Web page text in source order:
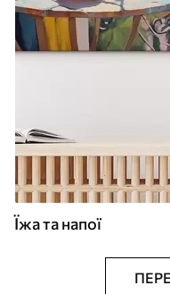
Їжа та напої